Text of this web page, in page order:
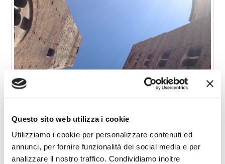
Questo sito web utilizza i cookie
Utilizziamo i cookie per personalizzare contenuti ed
annunci, per fornire funzionalità dei social media e per
analizzare il nostro traffico. Condividiamo inoltre